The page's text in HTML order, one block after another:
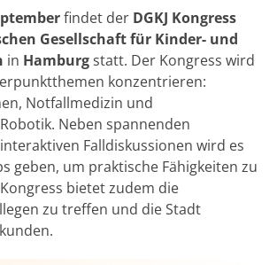
findet der DGKJ Kongress
Gesellschaft für Kinder- und
in Hamburgstatt. Der Kongress wird
konzentrieren:
Notfallmedizin und
Neben spannenden
Falldiskussionen wird es
geben, um praktische Fähigkeiten zu
bietet zudem die
zu treffen und die Stadt